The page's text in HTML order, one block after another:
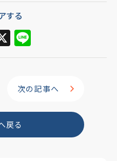
する
X
n
次の記事へ
戻る